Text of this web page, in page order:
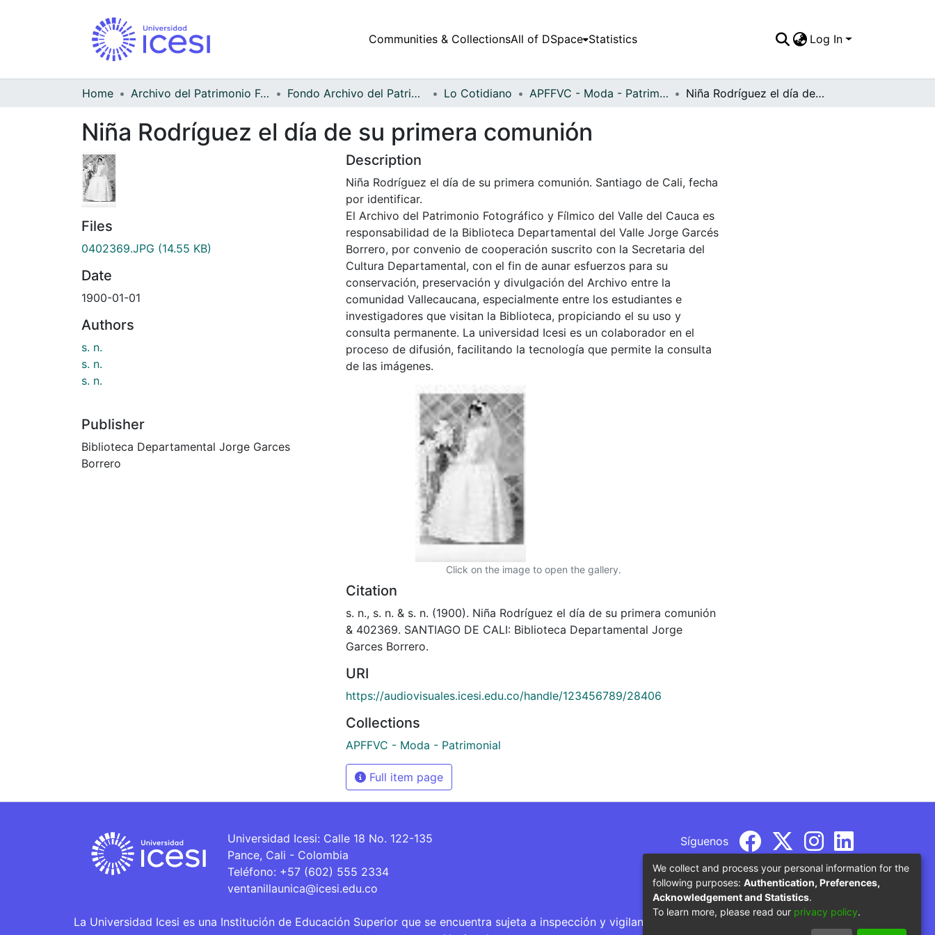
Communities & CollectionsAll of DSpace Statistics Log In
Home Archivo del Patrimonio Fotográfico y Fílmico del Valle del Cauca Fondo Archivo del Patrimonio Fotográfico y Fílmico del Valle del Cauca Lo Cotidiano APFFVC - Moda - Patrimonial Niña Rodríguez el día de su primera comunión
Niña Rodríguez el día de su primera comunión
Files
0402369.JPG (14.55 KB)
Date
1900-01-01
Authors
s. n.
s. n.
s. n.
Publisher
Biblioteca Departamental Jorge Garces
Borrero
Description
Niña Rodríguez el día de su primera comunión. Santiago de Cali, fecha
por identificar.
El Archivo del Patrimonio Fotográfico y Fílmico del Valle del Cauca es
responsabilidad de la Biblioteca Departamental del Valle Jorge Garcés
Borrero, por convenio de cooperación suscrito con la Secretaria del
Cultura Departamental, con el fin de aunar esfuerzos para su
conservación, preservación y divulgación del Archivo entre la
comunidad Vallecaucana, especialmente entre los estudiantes e
investigadores que visitan la Biblioteca, propiciando el su uso y
consulta permanente. La universidad Icesi es un colaborador en el
proceso de difusión, facilitando la tecnología que permite la consulta
de las imágenes.
Click on the image to open the gallery.
Citation
s. n., s. n. & s. n. (1900). Niña Rodríguez el día de su primera comunión
& 402369. SANTIAGO DE CALI: Biblioteca Departamental Jorge
Garces Borrero.
URI
https://audiovisuales.icesi.edu.co/handle/123456789/28406
Collections
APFFVC - Moda - Patrimonial
Full item page
Universidad Icesi: Calle 18 No. 122-135
Pance, Cali - Colombia
Teléfono: +57 (602) 555 2334
ventanillaunica@icesi.edu.co
Síguenos
La Universidad Icesi es una Institución de Educación Superior que se encuentra sujeta a inspección y vigilancia por parte del Ministerio de Educación
We collect and process your personal information for the
following purposes: Authentication, Preferences,
Acknowledgement and Statistics.
To learn more, please read our privacy policy.